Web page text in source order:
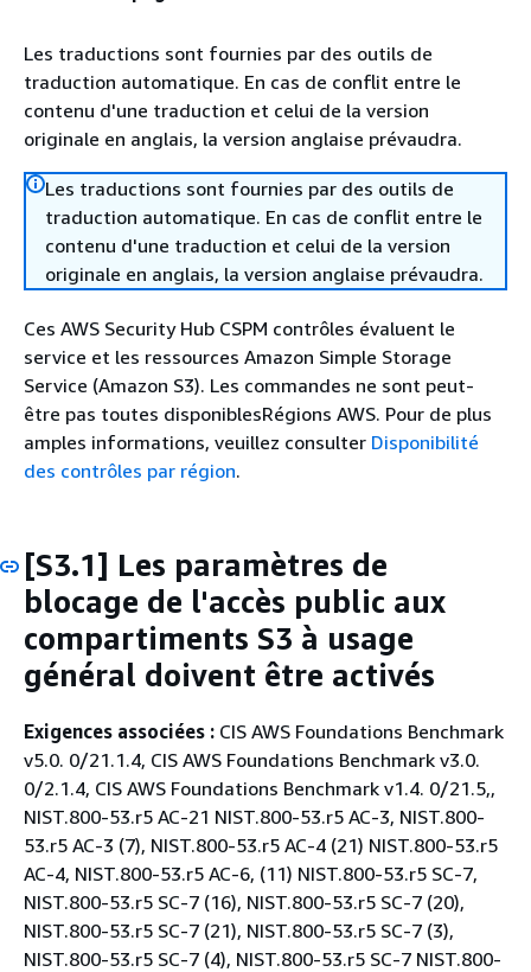
Les traductions sont fournies par des outils de
traduction automatique. En cas de conflit entre le
contenu d'une traduction et celui de la version
originale en anglais, la version anglaise prévaudra.
Les traductions sont fournies par des outils de
traduction automatique. En cas de conflit entre le
contenu d'une traduction et celui de la version
originale en anglais, la version anglaise prévaudra.
Ces AWS Security Hub CSPM contrôles évaluent le
service et les ressources Amazon Simple Storage
Service (Amazon S3). Les commandes ne sont peut-
être pas toutes disponiblesRégions AWS. Pour de plus
amples informations, veuillez consulter Disponibilité
des contrôles par région.
[S3.1] Les paramètres de
blocage de l'accès public aux
compartiments S3 à usage
général doivent être activés
Exigences associées : CIS AWS Foundations Benchmark
v5.0. 0/21.1.4, CIS AWS Foundations Benchmark v3.0.
0/2.1.4, CIS AWS Foundations Benchmark v1.4. 0/21.5,,
NIST.800-53.r5 AC-21 NIST.800-53.r5 AC-3, NIST.800-
53.r5 AC-3 (7), NIST.800-53.r5 AC-4 (21) NIST.800-53.r5
AC-4, NIST.800-53.r5 AC-6, (11) NIST.800-53.r5 SC-7,
NIST.800-53.r5 SC-7 (16), NIST.800-53.r5 SC-7 (20),
NIST.800-53.r5 SC-7 (21), NIST.800-53.r5 SC-7 (3),
NIST.800-53.r5 SC-7 (4), NIST.800-53.r5 SC-7 NIST.800-